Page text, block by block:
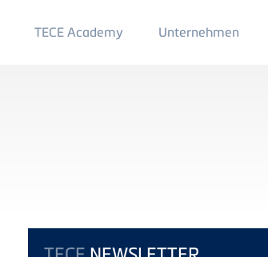
TECE Academy Main
Menu
Unternehmen